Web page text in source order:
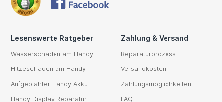
Lesenswerte Ratgeber
Wasserschaden am Handy
Hitzeschaden am Handy
Aufgeblähter Handy Akku
Handy Display Reparatur
Zahlung & Versand
Reparaturprozess
Versandkosten
Zahlungsmöglichkeiten
FAQ